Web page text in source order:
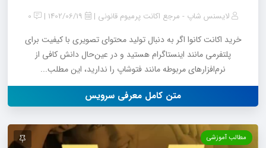
لایسنس شاپ - مرجع اکانت پرمیوم قانونی
خرید اکانت کانوا اگر به دنبال تولید محتوای تصویری با کیفیت برای
پلتفرمی مانند اینستاگرام هستید و در عین‌حال دانش کافی از
نرم‌افزارهای مربوطه مانند فتوشاپ را ندارید، این مطلب...
متن کامل معرفی سرویس
مطالب آموزشی